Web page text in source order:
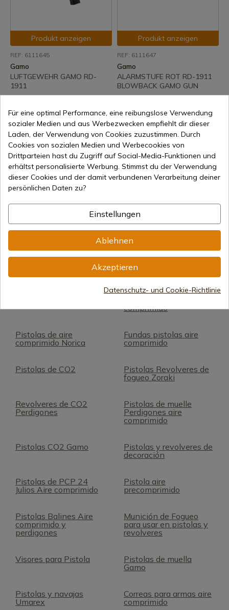
Produkt anzeigen
REF: 6111645
Gamo
LUFTGEWEHR GAMO RD-
1911
58,00 €
Produkt anzeigen
REF: 6111647
Gamo
ALARMSTUFE ROT RD-1911
BLOWBACK GAMO GUN
90,00 €
1
Pistolas de muella
Gamo
comprimido
Pistolas de aire
comprimido Norica
Fundas pistolas aire
comprimido
Pistolas de CO2
Pistolas Revolveres de
fogueo Zoraki
Revolveres de CO2
Perdigones
Pistolas de muelle
Perdigones aire
comprimido
Pistolas CO2 Gamo
Pistolas y revolveres de
decoración
Pistolas de PCP 24
Julios Aire comprimido
Pistola aire
precomprimido
Pistolas Balines Aire
comprimido y
perdigones
Munición de Fogueo
para usar en pistolas y
revolveres
Visores para Pistola
Pistolas de muella
Gamo
Pistolas y navajas
Umarex
Correas para armas aire
comprimido
Für eine optimal Performance, eine reibungslose Verwendung
sozialer Medien und aus Werbezwecken empfiehlt dir dieser
Laden, der Verwendung von Cookies zuzustimmen. Durch
Cookies von sozialen Medien und Werbecookies von
Drittparteien hast du Zugriff auf Social-Media-Funktionen und
erhältst personalisierte Werbung. Stimmst du der Verwendung
dieser Cookies und der damit verbundenen Verarbeitung deiner
persönlichen Daten zu?
Einstellungen
Ablehnen
Akzeptieren
Datenschutz- und Cookie-Richtlinie